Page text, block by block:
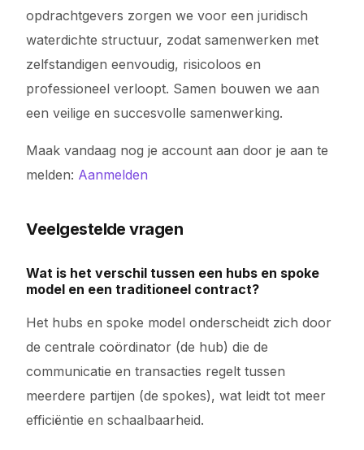
opdrachtgevers zorgen we voor een juridisch
waterdichte structuur, zodat samenwerken met
zelfstandigen eenvoudig, risicoloos en
professioneel verloopt. Samen bouwen we aan
een veilige en succesvolle samenwerking.
Maak vandaag nog je account aan door je aan te
melden: Aanmelden
Veelgestelde vragen
Wat is het verschil tussen een hubs en spoke
model en een traditioneel contract?
Het hubs en spoke model onderscheidt zich door
de centrale coördinator (de hub) die de
communicatie en transacties regelt tussen
meerdere partijen (de spokes), wat leidt tot meer
efficiëntie en schaalbaarheid.